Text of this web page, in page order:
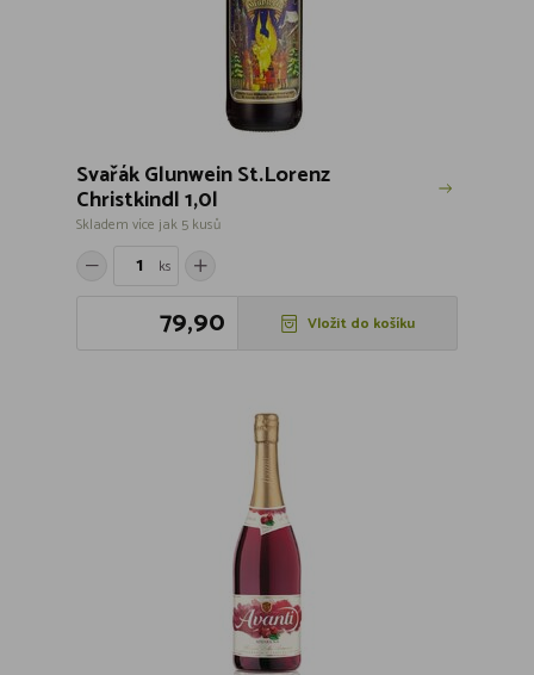
Svařák Glunwein St.Lorenz
Christkindl 1,0l
Skladem více jak 5 kusů
ks
79,90 Vložit do košíku